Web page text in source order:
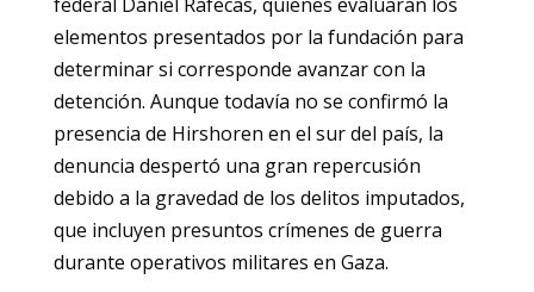
elementos presentados por la fundación para
determinar si corresponde avanzar con la
detención. Aunque todavía no se confirmó la
presencia de Hirshoren en el sur del país, la
denuncia despertó una gran repercusión
debido a la gravedad de los delitos imputados,
que incluyen presuntos crímenes de guerra
durante operativos militares en Gaza.